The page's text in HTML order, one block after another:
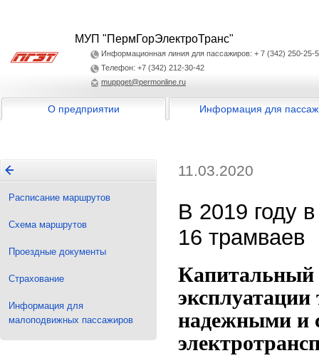
МУП "ПермГорЭлектроТранс"
Информационная линия для пассажиров: + 7 (342) 250-25-
Телефон: +7 (342) 212-30-42
muppget@permonline.ru
О предприятии Информация для
Расписание маршрутов
Схема маршрутов
Проездные документы
Страхование
Информация для
малоподвижных пассажиров
11.03.2020
В 2019 году
16 трамваев
Капитальный
эксплуатации
надежными и